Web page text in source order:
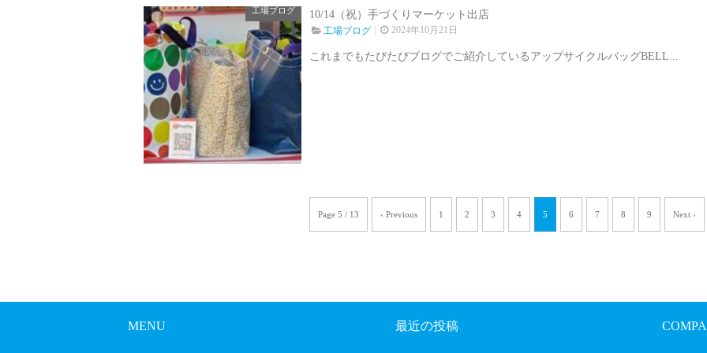
工場ブログ 10/14（祝）手づくりマーケット出店
工場ブログ 2024年10月21日
これまでもたびたびブログでご紹介しているアップサイクルバッグBELL...
Page 5 / 13 ‹ Previous 1 2 3 4 5 6 7 8 9 Next ›
MENU 最近の投稿